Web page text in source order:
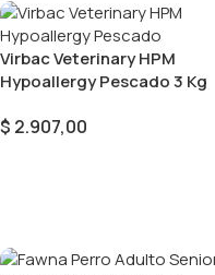
Virbac Veterinary HPM
Hypoallergy Pescado 3 Kg
$ 2.907,00